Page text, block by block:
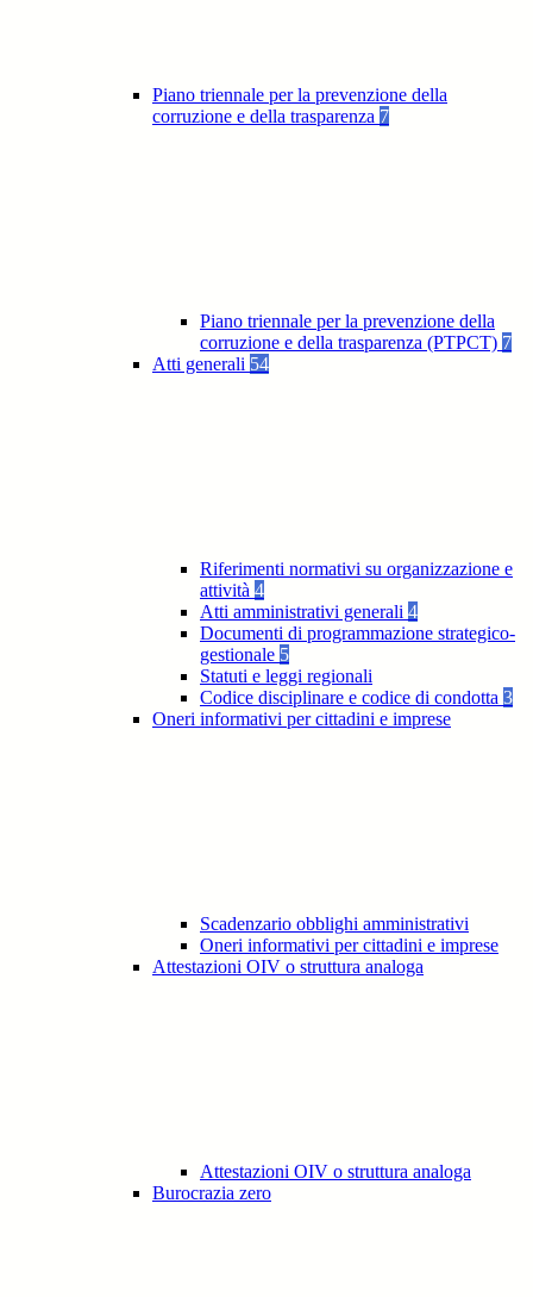
Piano triennale per la prevenzione della
corruzione e della trasparenza 7
Piano triennale per la prevenzione della
corruzione e della trasparenza (PTPCT) 7
Atti generali 54
Riferimenti normativi su organizzazione e
attività 4
Atti amministrativi generali 4
Documenti di programmazione strategico-
gestionale 5
Statuti e leggi regionali
Codice disciplinare e codice di condotta 3
Oneri informativi per cittadini e imprese
Scadenzario obblighi amministrativi
Oneri informativi per cittadini e imprese
Attestazioni OIV o struttura analoga
Attestazioni OIV o struttura analoga
Burocrazia zero